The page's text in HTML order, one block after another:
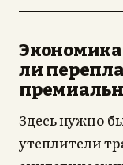
Экономика
ли
Здесь нужно
утеплители